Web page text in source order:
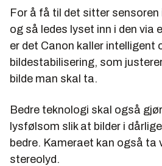
For å få til det sitter sensoren
og så ledes lyset inn i den via
er det Canon kaller intelligent
bildestabilisering, som
bilde man skal ta.
Bedre teknologi skal også
lysfølsom slik at bilder i
bedre. Kameraet kan også ta
stereolyd.